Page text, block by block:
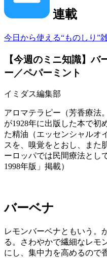
連載
今日から使える“ものしり”
【今週のミニ知識】
ー／ペパーミント
イミダス編集部
アロマテラピー（芳香療法
が1928年に出版した本で初
た精油（エッセンシャルオ
スを、嗅覚をとおし、また
ーロッパでは民間療法とし
1998年版」掲載）
バーベナ
レモンバーベナともいう。
る。さわやかで繊細なレモ
にし、集中力を高めるので